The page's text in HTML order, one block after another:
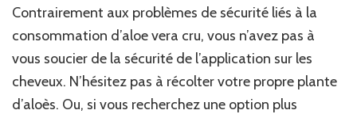
Contrairement aux problèmes de sécurité liés à la
consommation d’aloe vera cru, vous n’avez pas à
vous soucier de la sécurité de l’application sur les
cheveux. N’hésitez pas à récolter votre propre plante
d’aloès. Ou, si vous recherchez une option plus